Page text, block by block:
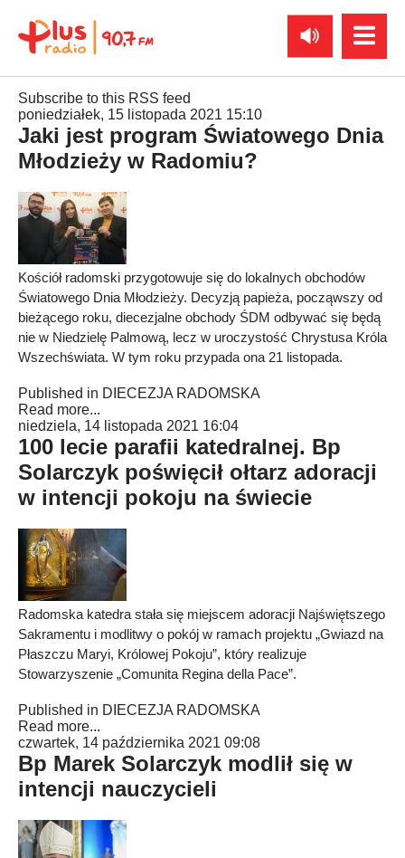
Subscribe to this RSS feed
poniedziałek, 15 listopada 2021 15:10
Jaki jest program Światowego Dnia
Młodzieży w Radomiu?
Kościół radomski przygotowuje się do lokalnych obchodów
Światowego Dnia Młodzieży. Decyzją papieża, począwszy od
bieżącego roku, diecezjalne obchody ŚDM odbywać się będą
nie w Niedzielę Palmową, lecz w uroczystość Chrystusa Króla
Wszechświata. W tym roku przypada ona 21 listopada.
Published in DIECEZJA RADOMSKA
Read more...
niedziela, 14 listopada 2021 16:04
100 lecie parafii katedralnej. Bp
Solarczyk poświęcił ołtarz adoracji
w intencji pokoju na świecie
Radomska katedra stała się miejscem adoracji Najświętszego
Sakramentu i modlitwy o pokój w ramach projektu „Gwiazd na
Płaszczu Maryi, Królowej Pokoju”, który realizuje
Stowarzyszenie „Comunita Regina della Pace”.
Published in DIECEZJA RADOMSKA
Read more...
czwartek, 14 października 2021 09:08
Bp Marek Solarczyk modlił się w
intencji nauczycieli